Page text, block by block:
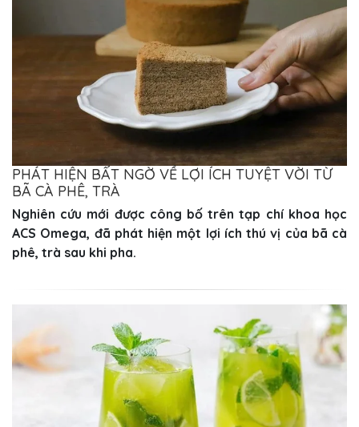
PHÁT HIỆN BẤT NGỜ VỀ LỢI ÍCH TUYỆT VỜI TỪ
BÃ CÀ PHÊ, TRÀ
Nghiên cứu mới được công bố trên tạp chí khoa học
ACS Omega, đã phát hiện một lợi ích thú vị của bã cà
phê, trà sau khi pha.